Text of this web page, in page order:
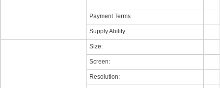
Payment Terms
Supply Ability
Size:
Screen:
Resolution: